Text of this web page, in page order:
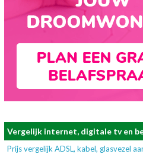
Vergelijk internet, digitale tv en
Prijs vergelijk ADSL, kabel, glasvezel